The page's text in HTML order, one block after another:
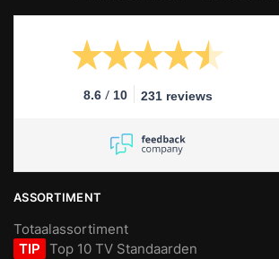
8.6 / 10 231 reviews
ASSORTIMENT
Totaalassortiment
TIP Top 10 TV Standaarden